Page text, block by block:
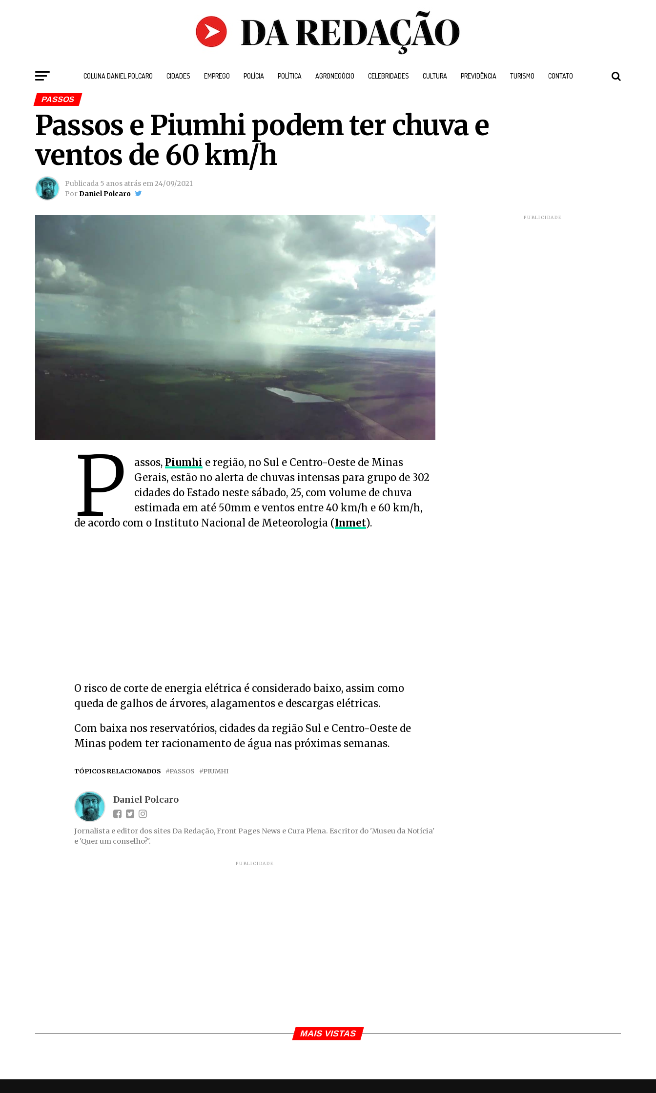
COLUNA DANIEL POLCARO CIDADES EMPREGO POLÍCIA POLÍTICA AGRONEGÓCIO CELEBRIDADES CULTURA PREVIDÊNCIA TURISMO CONTATO
PASSOS
Passos e Piumhi podem ter chuva e
ventos de 60 km/h
Publicada 5 anos atrás em24/09/2021
PorDaniel Polcaro
P assos, Piumhi e região, no Sul e Centro-Oeste de Minas
Gerais, estão no alerta de chuvas intensas para grupo de 302
cidades do Estado neste sábado, 25, com volume de chuva
estimada em até 50mm e ventos entre 40 km/h e 60 km/h,
de acordo com o Instituto Nacional de Meteorologia (Inmet).
O risco de corte de energia elétrica é considerado baixo, assim como
queda de galhos de árvores, alagamentos e descargas elétricas.
Com baixa nos reservatórios, cidades da região Sul e Centro-Oeste de
Minas podem ter racionamento de água nas próximas semanas.
TÓPICOS RELACIONADOS PASSOS PIUMHI
Daniel Polcaro
Jornalista e editor dos sites Da Redação, Front Pages News e Cura Plena. Escritor do 'Museu da Notícia'
e 'Quer um conselho?'.
PUBLICIDADE
PUBLICIDADE
MAIS VISTAS